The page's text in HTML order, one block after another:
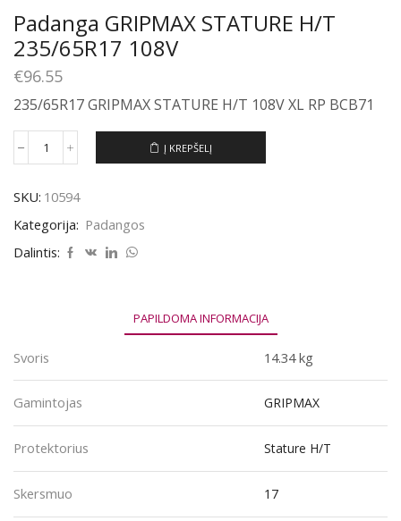
Padanga GRIPMAX STATURE H/T
235/65R17 108V
€96.55
235/65R17 GRIPMAX STATURE H/T 108V XL RP BCB71
produkto
GRIPMAX
STATURE
H/T
235/65R17
Į KREPŠELĮ
SKU: 10594
Kategorija: Padangos
Dalintis:
PAPILDOMA INFORMACIJA
Svoris 14.34 kg
Gamintojas GRIPMAX
Protektorius Stature H/T
Skersmuo 17